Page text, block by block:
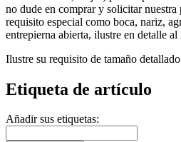
no dude en comprar y solicitar
requisito especial como boca, nariz,
entrepierna abierta, ilustre en detalle
Ilustre su requisito de tamaño
Etiqueta de artículo
Añadir sus etiquetas: